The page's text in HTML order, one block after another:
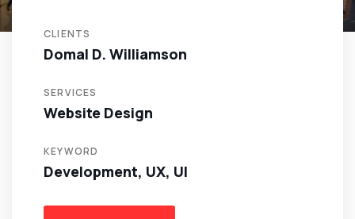
CLIENTS
Domal D. Williamson
SERVICES
Website Design
KEYWORD
Development, UX, UI